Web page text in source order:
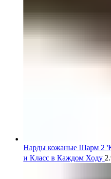
Нарды кожаные Шарм 2
и Класс в Каждом Ходу